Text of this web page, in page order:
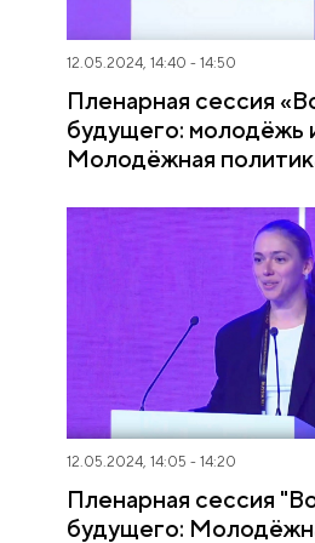
12.05.2024, 14:40 - 14:50
Пленарная сессия
будущего: молодёжь
Молодёжная
Григория Гурова
12.05.2024, 14:05 - 14:20
Пленарная сессия
будущего: